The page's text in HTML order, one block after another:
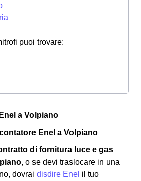
puoi trovare:
a Volpiano
Enel a Volpiano
di fornitura luce e gas
, o se devi traslocare in una
dovrai disdire Enel il tuo